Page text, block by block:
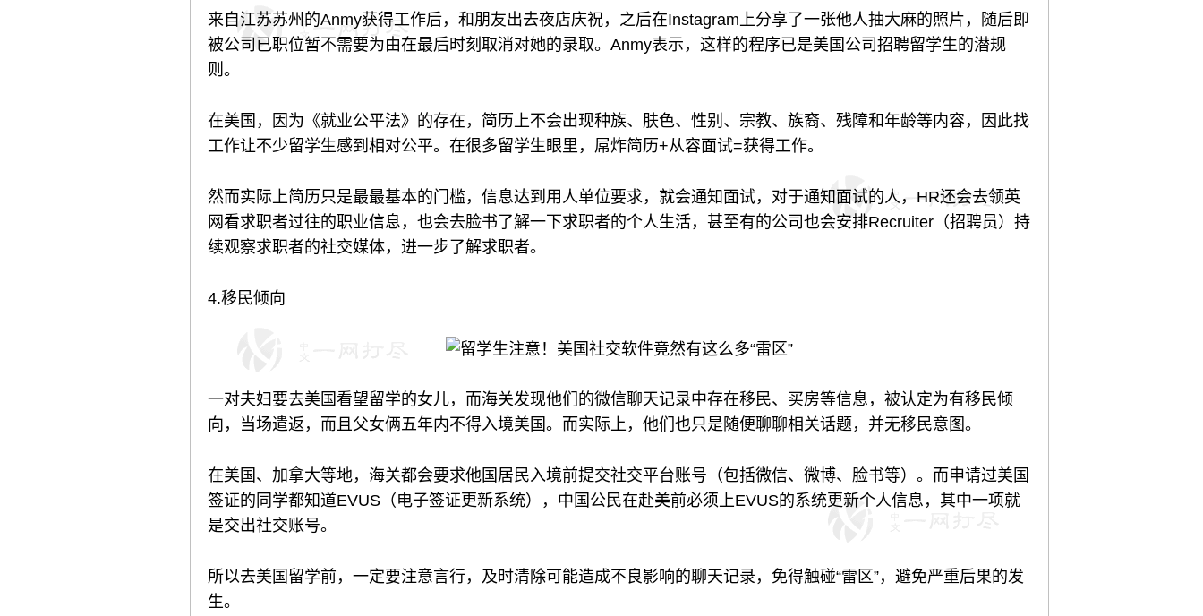
来自江苏苏州的Anmy获得工作后，和朋友出去夜店庆祝，之后在Instagram上分享了一张他人抽大麻的照片，随后即
被公司已职位暂不需要为由在最后时刻取消对她的录取。Anmy表示，这样的程序已是美国公司招聘留学生的潜规
则。
在美国，因为《就业公平法》的存在，简历上不会出现种族、肤色、性别、宗教、族裔、残障和年龄等内容，因此找
工作让不少留学生感到相对公平。在很多留学生眼里，屌炸简历+从容面试=获得工作。
然而实际上简历只是最最基本的门槛，信息达到用人单位要求，就会通知面试，对于通知面试的人，HR还会去领英
网看求职者过往的职业信息，也会去脸书了解一下求职者的个人生活，甚至有的公司也会安排Recruiter（招聘员）持
续观察求职者的社交媒体，进一步了解求职者。
4.移民倾向
一对夫妇要去美国看望留学的女儿，而海关发现他们的微信聊天记录中存在移民、买房等信息，被认定为有移民倾
向，当场遣返，而且父女俩五年内不得入境美国。而实际上，他们也只是随便聊聊相关话题，并无移民意图。
在美国、加拿大等地，海关都会要求他国居民入境前提交社交平台账号（包括微信、微博、脸书等）。而申请过美国
签证的同学都知道EVUS（电子签证更新系统），中国公民在赴美前必须上EVUS的系统更新个人信息，其中一项就
是交出社交账号。
所以去美国留学前，一定要注意言行，及时清除可能造成不良影响的聊天记录，免得触碰“雷区”，避免严重后果的发
生。